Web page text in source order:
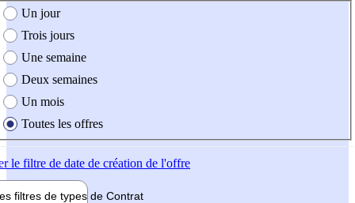
création de l'offre
Un jour
Trois jours
Une semaine
Deux semaines
Un mois
Toutes les offres
le filtre de date de création de l'offre
filtres de types de Contrat